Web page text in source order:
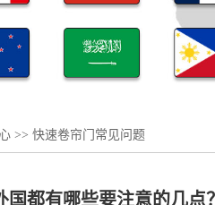
>> 快速卷帘门常见问题
都有哪些要注意的几点？